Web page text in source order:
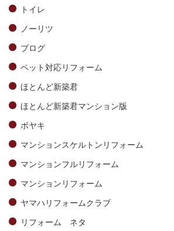
トイレ
ノーリツ
ブログ
ペット対応リフォーム
ほとんど新築君
ほとんど新築君マンション版
ボヤキ
マンションスケルトンリフォーム
マンションフルリフォーム
マンションリフォーム
ヤマハリフォームクラブ
リフォーム ネタ